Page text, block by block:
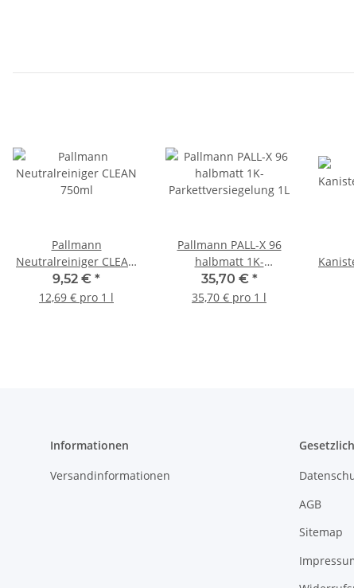
Pallmann
Neutralreiniger CLEAN
750ml
9,52 € *
12,69 € pro 1 l
Pallmann PALL-X 96
halbmatt 1K-
Parkettversiegelung 1L
35,70 € *
35,70 € pro 1 l
Informationen
Versandinformationen
AGB
Sitemap